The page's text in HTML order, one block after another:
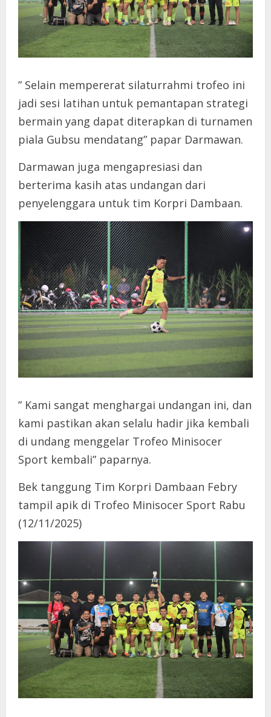
” Selain mempererat silaturrahmi trofeo ini
jadi sesi latihan untuk pemantapan strategi
bermain yang dapat diterapkan di turnamen
piala Gubsu mendatang” papar Darmawan.
Darmawan juga mengapresiasi dan
berterima kasih atas undangan dari
penyelenggara untuk tim Korpri Dambaan.
” Kami sangat menghargai undangan ini, dan
kami pastikan akan selalu hadir jika kembali
di undang menggelar Trofeo Minisocer
Sport kembali” paparnya.
Bek tanggung Tim Korpri Dambaan Febry
tampil apik di Trofeo Minisocer Sport Rabu
(12/11/2025)